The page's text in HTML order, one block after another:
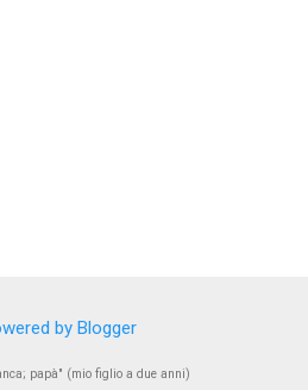
by Blogger
papà" (mio figlio a due anni)